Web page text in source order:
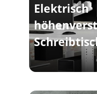
Elektrisch